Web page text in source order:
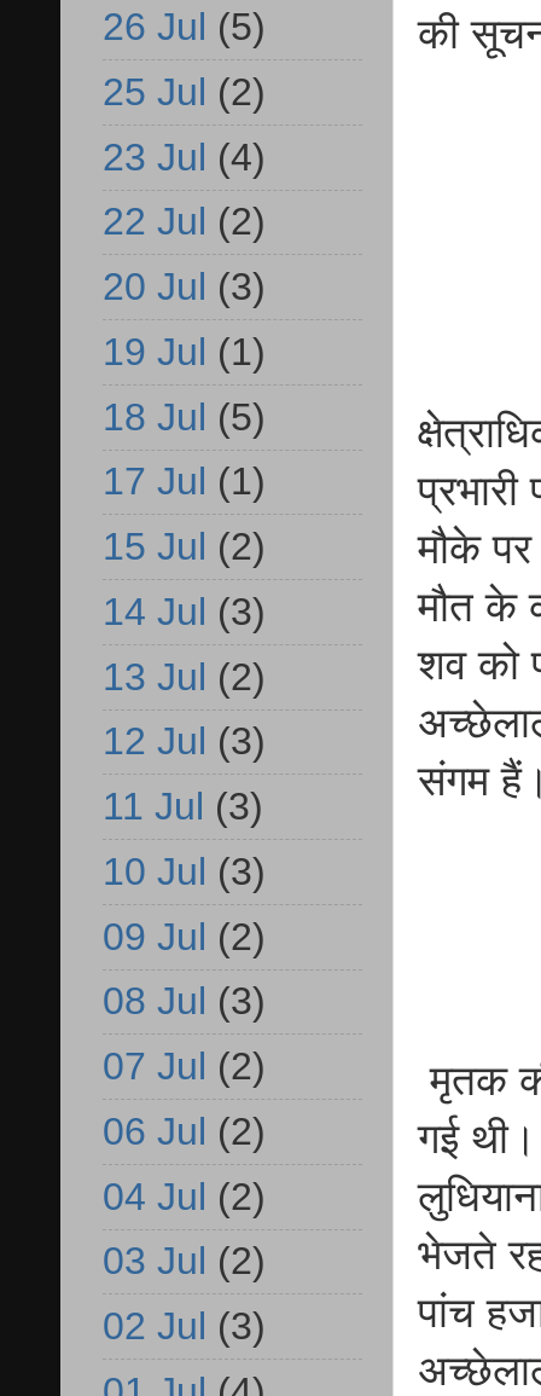
की
मौके
मौत के
शव को
संगम
मृतक
गई थी।
भेजते
पांच
26 Jul (5)
25 Jul (2)
23 Jul (4)
22 Jul (2)
20 Jul (3)
19 Jul (1)
18 Jul (5)
17 Jul (1)
15 Jul (2)
14 Jul (3)
13 Jul (2)
12 Jul (3)
11 Jul (3)
10 Jul (3)
09 Jul (2)
08 Jul (3)
07 Jul (2)
06 Jul (2)
04 Jul (2)
03 Jul (2)
02 Jul (3)